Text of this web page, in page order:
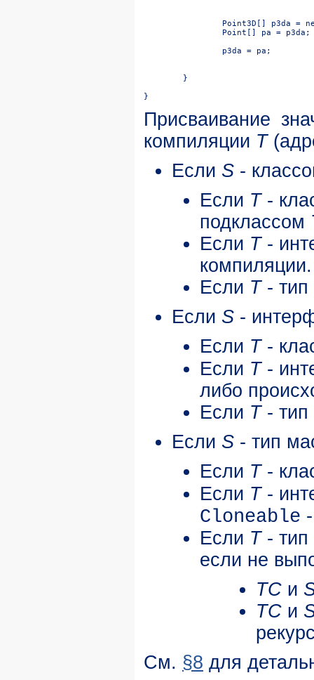
Присваивание
компиляции T
Если S -
Если T-
подклассом
Если T-
компиляции.
Если T- тип
Если S -
Если T-
Если T-
либо
Если T- тип
Если S - тип
Если T-
Если T-
Cloneable
Если T- тип
если не
TC и
TC и
См. §8 для